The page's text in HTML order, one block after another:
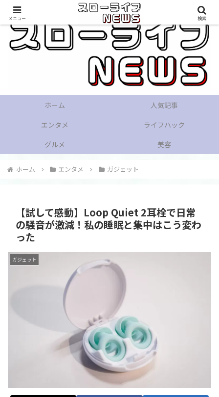
ホーム
人気記事
エンタメ
ライフハック
グルメ
美容
ホーム エンタメ ガジェット
【試して感動】Loop Quiet 2耳栓で日常
の騒音が激減！私の睡眠と集中はこう変わ
った
ガジェット
メニュー 検索